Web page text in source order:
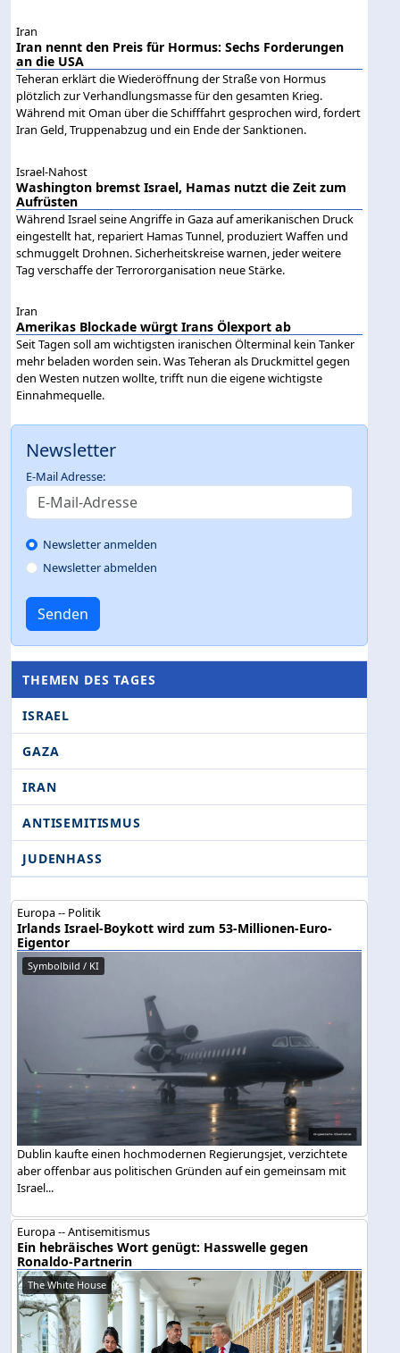
Iran
Iran nennt den Preis für Hormus: Sechs Forderungen
an die USA
Teheran erklärt die Wiederöffnung der Straße von Hormus
plötzlich zur Verhandlungsmasse für den gesamten Krieg.
Während mit Oman über die Schifffahrt gesprochen wird, fordert
Iran Geld, Truppenabzug und ein Ende der Sanktionen.
Israel-Nahost
Washington bremst Israel, Hamas nutzt die Zeit zum
Aufrüsten
Während Israel seine Angriffe in Gaza auf amerikanischen Druck
eingestellt hat, repariert Hamas Tunnel, produziert Waffen und
schmuggelt Drohnen. Sicherheitskreise warnen, jeder weitere
Tag verschaffe der Terrororganisation neue Stärke.
Iran
Amerikas Blockade würgt Irans Ölexport ab
Seit Tagen soll am wichtigsten iranischen Ölterminal kein Tanker
mehr beladen worden sein. Was Teheran als Druckmittel gegen
den Westen nutzen wollte, trifft nun die eigene wichtigste
Einnahmequelle.
Newsletter
E-Mail Adresse:
Newsletter anmelden
Newsletter abmelden
Senden
THEMEN DES TAGES
ISRAEL
GAZA
IRAN
ANTISEMITISMUS
JUDENHASS
Europa -- Politik
Irlands Israel-Boykott wird zum 53-Millionen-Euro-
Eigentor
Symbolbild / KI
Dublin kaufte einen hochmodernen Regierungsjet, verzichtete
aber offenbar aus politischen Gründen auf ein gemeinsam mit
Israel...
Europa -- Antisemitismus
Ein hebräisches Wort genügt: Hasswelle gegen
Ronaldo-Partnerin
The White House